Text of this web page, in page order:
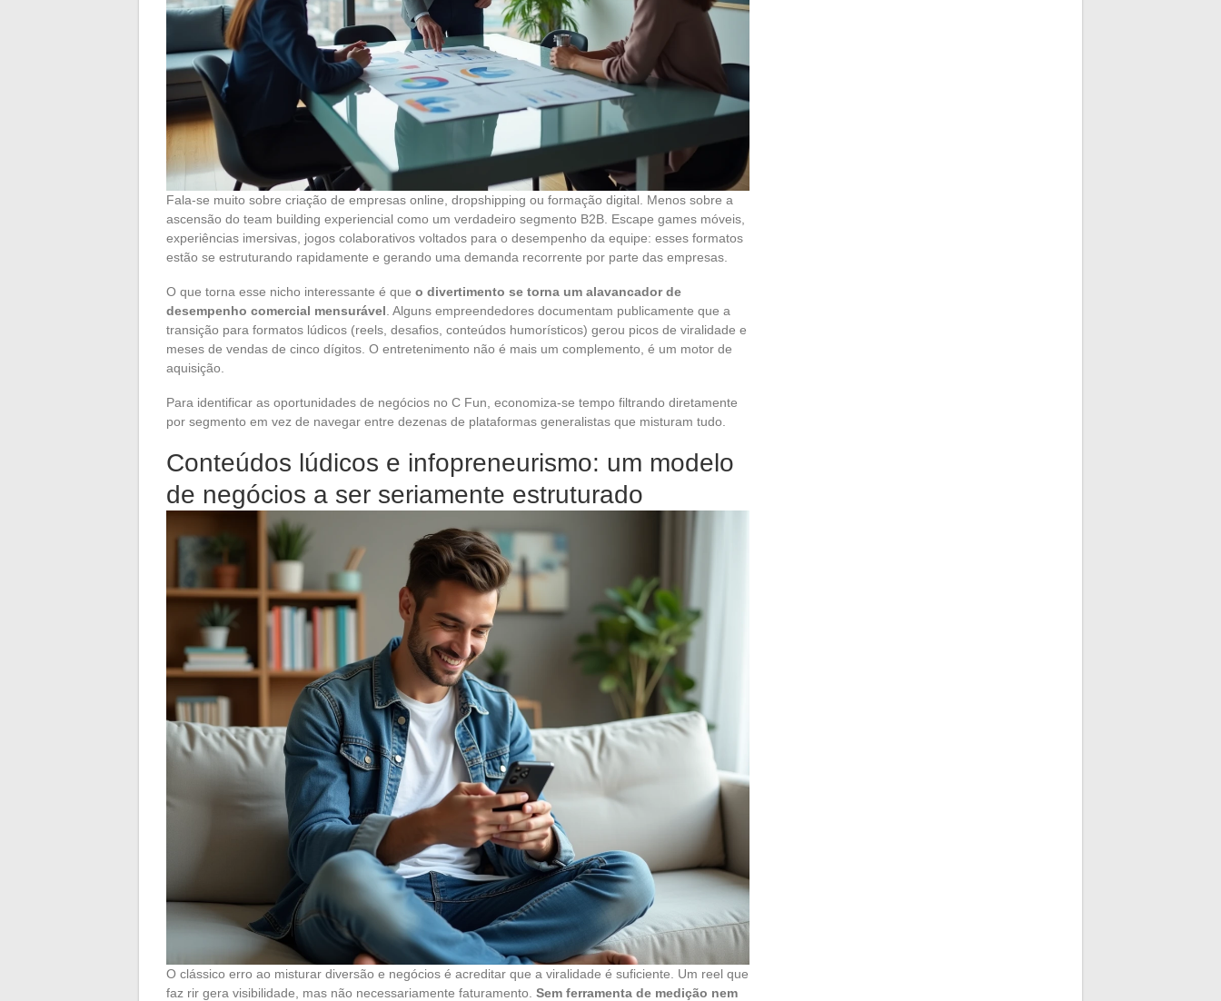
Fala-se muito sobre criação de empresas online, dropshipping ou formação digital. Menos sobre a
ascensão do team building experiencial como um verdadeiro segmento B2B. Escape games móveis,
experiências imersivas, jogos colaborativos voltados para o desempenho da equipe: esses formatos
estão se estruturando rapidamente e gerando uma demanda recorrente por parte das empresas.
O que torna esse nicho interessante é que o divertimento se torna um alavancador de
desempenho comercial mensurável. Alguns empreendedores documentam publicamente que a
transição para formatos lúdicos (reels, desafios, conteúdos humorísticos) gerou picos de viralidade e
meses de vendas de cinco dígitos. O entretenimento não é mais um complemento, é um motor de
aquisição.
Para identificar as oportunidades de negócios no C Fun, economiza-se tempo filtrando diretamente
por segmento em vez de navegar entre dezenas de plataformas generalistas que misturam tudo.
Conteúdos lúdicos e infopreneurismo: um modelo
de negócios a ser seriamente estruturado
O clássico erro ao misturar diversão e negócios é acreditar que a viralidade é suficiente. Um reel que
faz rir gera visibilidade, mas não necessariamente faturamento. Sem ferramenta de medição nem